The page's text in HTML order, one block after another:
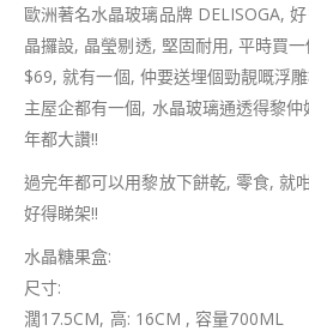
歐洲著名水晶玻璃品牌 DELISOGA,
晶攞設, 晶瑩剔透, 堅固耐用, 平時買
$69, 就有一個, 仲要送埋個勁靚嘅浮
主屋企都有一個, 水晶玻璃通透得黎
年都大讚!!
過完年都可以用黎放下餅乾, 零食, 就
好得睇架!!
水晶糖果盒:
尺寸:
濶17.5CM, 高: 16CM , 容量700ML